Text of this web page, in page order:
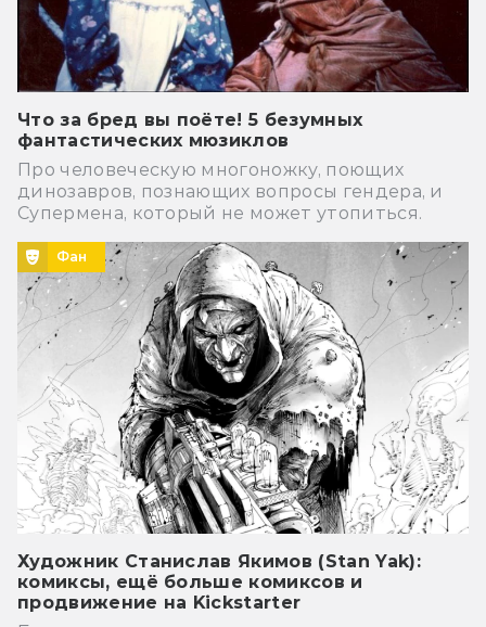
Что за бред вы поёте! 5 безумных
фантастических мюзиклов
Про человеческую многоножку, поющих
динозавров, познающих вопросы гендера, и
Супермена, который не может утопиться.
Фан
Художник Станислав Якимов (Stan Yak):
комиксы, ещё больше комиксов и
продвижение на Kickstarter